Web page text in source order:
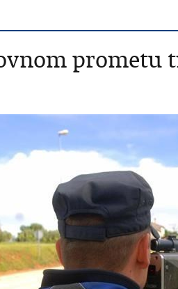
prometu